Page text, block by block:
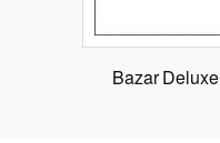
Bazar Deluxe